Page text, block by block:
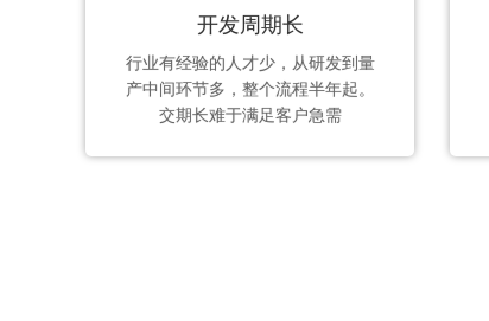
开发周期长
行业有经验的人才少，从研发到量
产中间环节多，整个流程半年起。
交期长难于满足客户急需